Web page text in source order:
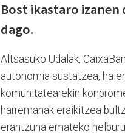
Bost ikastaro
dago.
Altsasuko Udalak,
autonomia sustatzea,
komunitatearekin
harremanak eraikitzea
erantzuna emateko